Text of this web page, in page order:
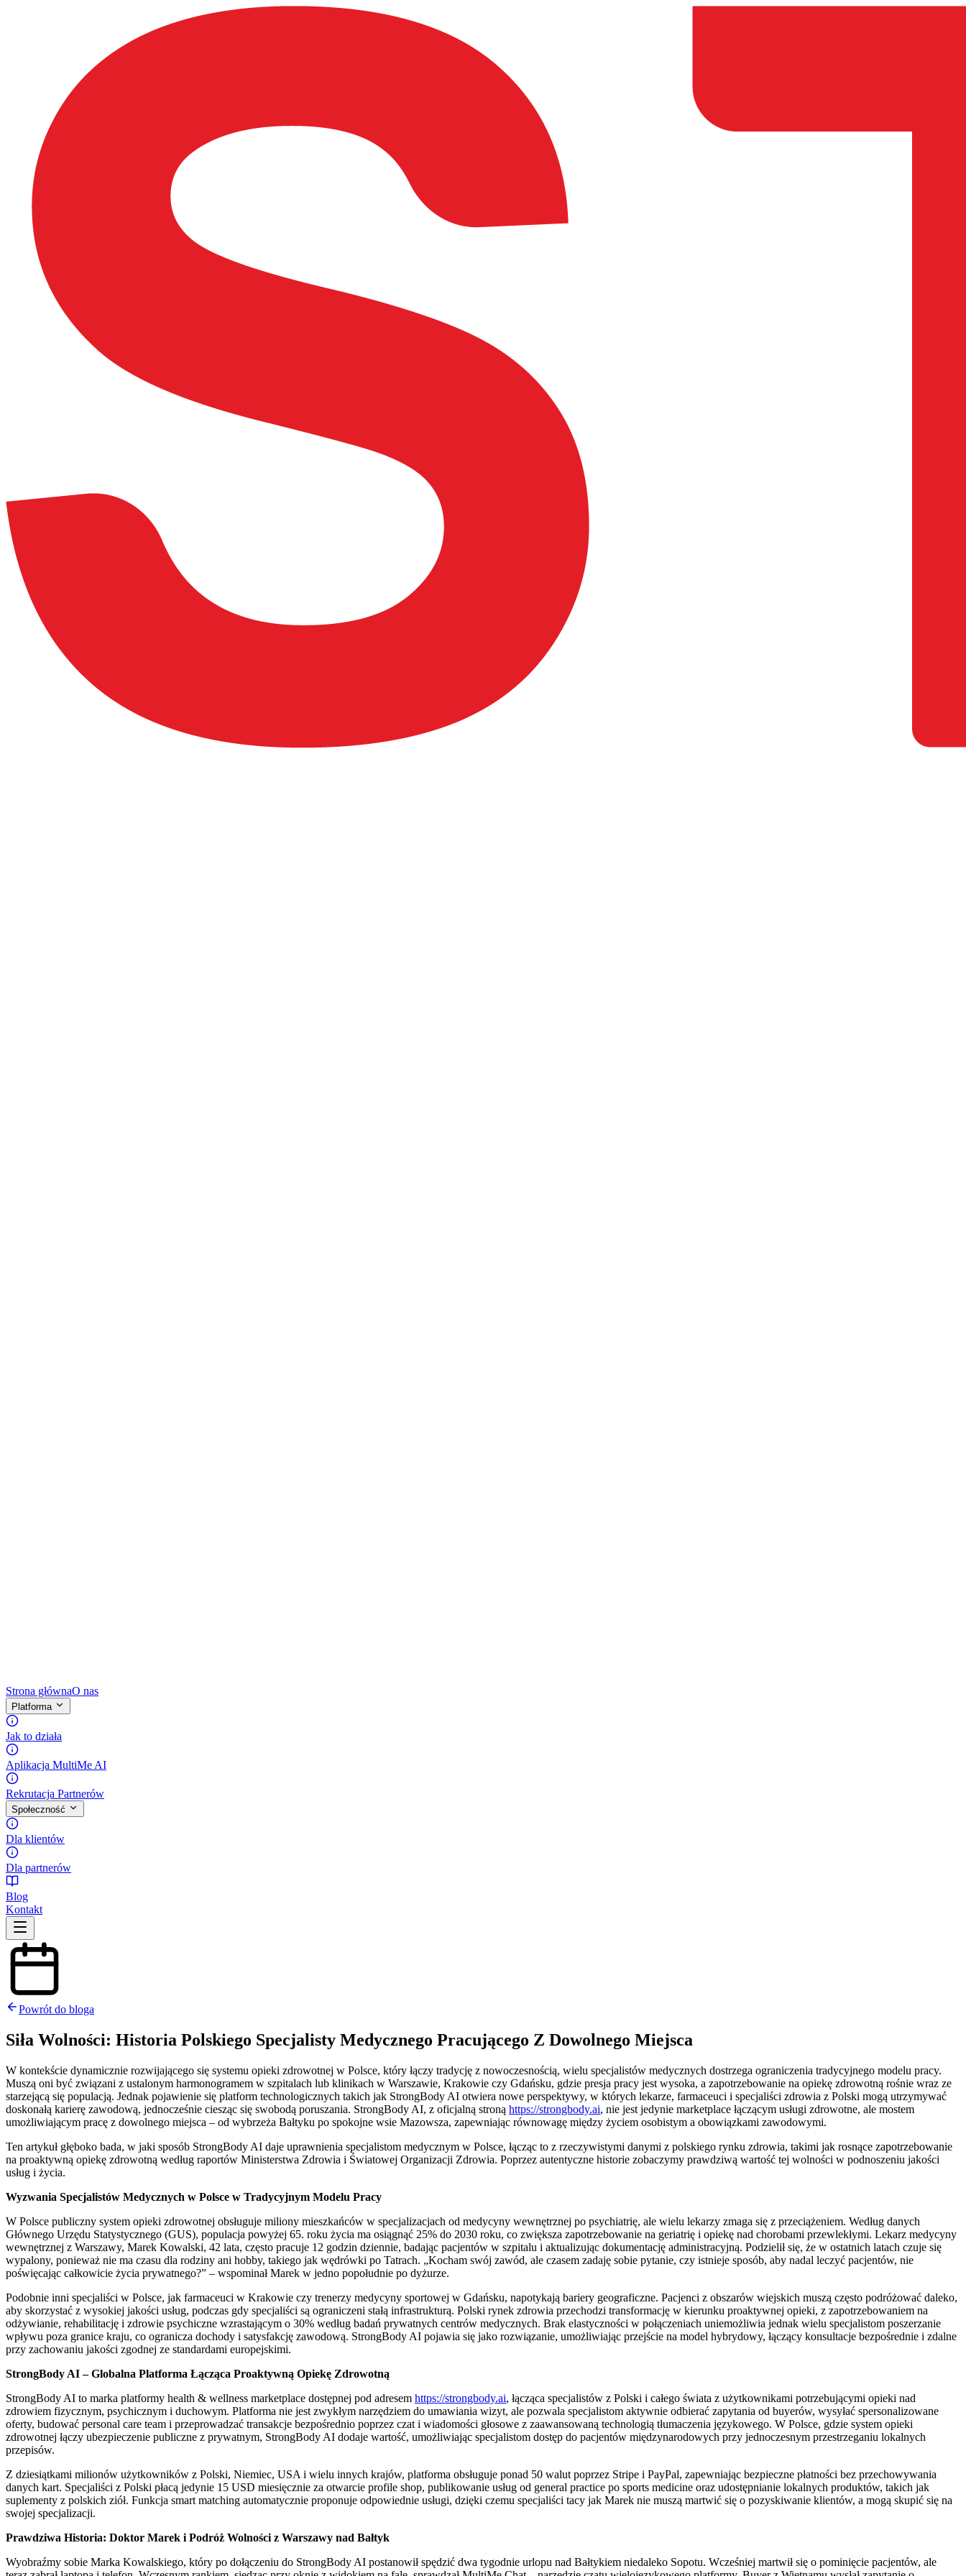
Strona głównaO nas
Platforma
Jak to działa
Aplikacja MultiMe AI
Rekrutacja Partnerów
Społeczność
Dla klientów
Dla partnerów
Blog
Kontakt
Powrót do bloga
Siła Wolności: Historia Polskiego Specjalisty Medycznego Pracującego Z Dowolnego Miejsca
W kontekście dynamicznie rozwijającego się systemu opieki zdrowotnej w Polsce, który łączy tradycję z nowoczesnością, wielu specjalistów medycznych dostrzega ograniczenia tradycyjnego modelu pracy.
Muszą oni być związani z ustalonym harmonogramem w szpitalach lub klinikach w Warszawie, Krakowie czy Gdańsku, gdzie presja pracy jest wysoka, a zapotrzebowanie na opiekę zdrowotną rośnie wraz ze
starzejącą się populacją. Jednak pojawienie się platform technologicznych takich jak StrongBody AI otwiera nowe perspektywy, w których lekarze, farmaceuci i specjaliści zdrowia z Polski mogą utrzymywać
doskonałą karierę zawodową, jednocześnie ciesząc się swobodą poruszania. StrongBody AI, z oficjalną stroną https://strongbody.ai, nie jest jedynie marketplace łączącym usługi zdrowotne, ale mostem
umożliwiającym pracę z dowolnego miejsca – od wybrzeża Bałtyku po spokojne wsie Mazowsza, zapewniając równowagę między życiem osobistym a obowiązkami zawodowymi.
Ten artykuł głęboko bada, w jaki sposób StrongBody AI daje uprawnienia specjalistom medycznym w Polsce, łącząc to z rzeczywistymi danymi z polskiego rynku zdrowia, takimi jak rosnące zapotrzebowanie
na proaktywną opiekę zdrowotną według raportów Ministerstwa Zdrowia i Światowej Organizacji Zdrowia. Poprzez autentyczne historie zobaczymy prawdziwą wartość tej wolności w podnoszeniu jakości
usług i życia.
Wyzwania Specjalistów Medycznych w Polsce w Tradycyjnym Modelu Pracy
W Polsce publiczny system opieki zdrowotnej obsługuje miliony mieszkańców w specjalizacjach od medycyny wewnętrznej po psychiatrię, ale wielu lekarzy zmaga się z przeciążeniem. Według danych
Głównego Urzędu Statystycznego (GUS), populacja powyżej 65. roku życia ma osiągnąć 25% do 2030 roku, co zwiększa zapotrzebowanie na geriatrię i opiekę nad chorobami przewlekłymi. Lekarz medycyny
wewnętrznej z Warszawy, Marek Kowalski, 42 lata, często pracuje 12 godzin dziennie, badając pacjentów w szpitalu i aktualizując dokumentację administracyjną. Podzielił się, że w ostatnich latach czuje się
wypalony, ponieważ nie ma czasu dla rodziny ani hobby, takiego jak wędrówki po Tatrach. „Kocham swój zawód, ale czasem zadaję sobie pytanie, czy istnieje sposób, aby nadal leczyć pacjentów, nie
poświęcając całkowicie życia prywatnego?” – wspominał Marek w jedno popołudnie po dyżurze.
Podobnie inni specjaliści w Polsce, jak farmaceuci w Krakowie czy trenerzy medycyny sportowej w Gdańsku, napotykają bariery geograficzne. Pacjenci z obszarów wiejskich muszą często podróżować daleko,
aby skorzystać z wysokiej jakości usług, podczas gdy specjaliści są ograniczeni stałą infrastrukturą. Polski rynek zdrowia przechodzi transformację w kierunku proaktywnej opieki, z zapotrzebowaniem na
odżywianie, rehabilitację i zdrowie psychiczne wzrastającym o 30% według badań prywatnych centrów medycznych. Brak elastyczności w połączeniach uniemożliwia jednak wielu specjalistom poszerzanie
wpływu poza granice kraju, co ogranicza dochody i satysfakcję zawodową. StrongBody AI pojawia się jako rozwiązanie, umożliwiając przejście na model hybrydowy, łączący konsultacje bezpośrednie i zdalne
przy zachowaniu jakości zgodnej ze standardami europejskimi.
StrongBody AI – Globalna Platforma Łącząca Proaktywną Opiekę Zdrowotną
StrongBody AI to marka platformy health & wellness marketplace dostępnej pod adresem https://strongbody.ai, łącząca specjalistów z Polski i całego świata z użytkownikami potrzebującymi opieki nad
zdrowiem fizycznym, psychicznym i duchowym. Platforma nie jest zwykłym narzędziem do umawiania wizyt, ale pozwala specjalistom aktywnie odbierać zapytania od buyerów, wysyłać spersonalizowane
oferty, budować personal care team i przeprowadzać transakcje bezpośrednio poprzez czat i wiadomości głosowe z zaawansowaną technologią tłumaczenia językowego. W Polsce, gdzie system opieki
zdrowotnej łączy ubezpieczenie publiczne z prywatnym, StrongBody AI dodaje wartość, umożliwiając specjalistom dostęp do pacjentów międzynarodowych przy jednoczesnym przestrzeganiu lokalnych
przepisów.
Z dziesiątkami milionów użytkowników z Polski, Niemiec, USA i wielu innych krajów, platforma obsługuje ponad 50 walut poprzez Stripe i PayPal, zapewniając bezpieczne płatności bez przechowywania
danych kart. Specjaliści z Polski płacą jedynie 15 USD miesięcznie za otwarcie profile shop, publikowanie usług od general practice po sports medicine oraz udostępnianie lokalnych produktów, takich jak
suplementy z polskich ziół. Funkcja smart matching automatycznie proponuje odpowiednie usługi, dzięki czemu specjaliści tacy jak Marek nie muszą martwić się o pozyskiwanie klientów, a mogą skupić się na
swojej specjalizacji.
Prawdziwa Historia: Doktor Marek i Podróż Wolności z Warszawy nad Bałtyk
Wyobraźmy sobie Marka Kowalskiego, który po dołączeniu do StrongBody AI postanowił spędzić dwa tygodnie urlopu nad Bałtykiem niedaleko Sopotu. Wcześniej martwił się o pominięcie pacjentów, ale